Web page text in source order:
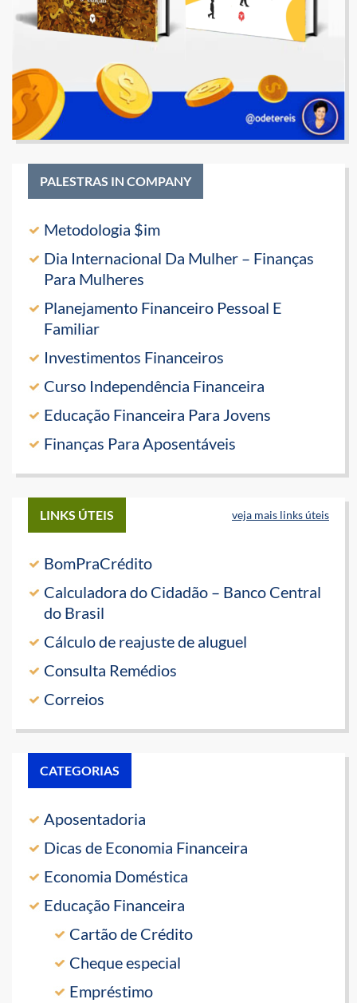
PALESTRAS IN COMPANY
Metodologia $im
Dia Internacional Da Mulher – Finanças
Para Mulheres
Planejamento Financeiro Pessoal E
Familiar
Investimentos Financeiros
Curso Independência Financeira
Educação Financeira Para Jovens
Finanças Para Aposentáveis
LINKS ÚTEIS veja mais links úteis
BomPraCrédito
Calculadora do Cidadão – Banco Central
do Brasil
Cálculo de reajuste de aluguel
Consulta Remédios
Correios
CATEGORIAS
Aposentadoria
Dicas de Economia Financeira
Economia Doméstica
Educação Financeira
Cartão de Crédito
Cheque especial
Empréstimo